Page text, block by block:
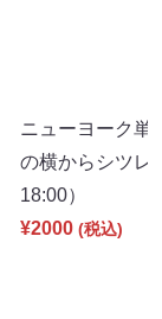
ニューヨーク単
の横からシツ
18:00）
¥2000 (税込)